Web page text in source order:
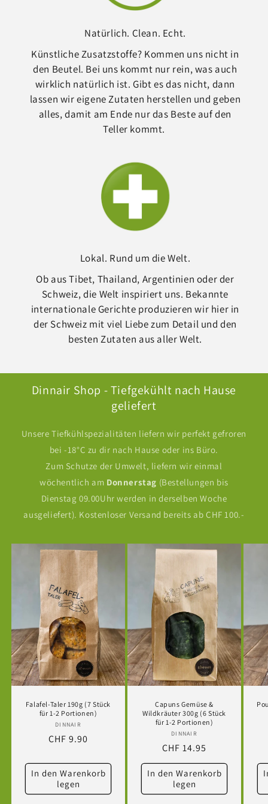
Natürlich. Clean. Echt.
Künstliche Zusatzstoffe? Kommen uns nicht in
den Beutel. Bei uns kommt nur rein, was auch
wirklich natürlich ist. Gibt es das nicht, dann
lassen wir eigene Zutaten herstellen und geben
alles, damit am Ende nur das Beste auf den
Teller kommt.
Lokal. Rund um die Welt.
Ob aus Tibet, Thailand, Argentinien oder der
Schweiz, die Welt inspiriert uns. Bekannte
internationale Gerichte produzieren wir hier in
der Schweiz mit viel Liebe zum Detail und den
besten Zutaten aus aller Welt.
Dinnair Shop - Tiefgekühlt nach Hause
geliefert
Unsere Tiefkühlspezialitäten liefern wir perfekt gefroren
bei -18°C zu dir nach Hause oder ins Büro.
Zum Schutze der Umwelt, liefern wir einmal
wöchentlich am Donnerstag (Bestellungen bis
Dienstag 09.00Uhr werden in derselben Woche
ausgeliefert). Kostenloser Versand bereits ab CHF 100.-
Falafel-Taler 190g (7 Stück
für 1-2 Portionen)
Anbieter:
DINNAIR
Normaler
CHF 9.90
In den Warenkorb
legen
Capuns Gemüse &
Wildkräuter 300g (6 Stück
für 1-2 Portionen)
Anbieter:
DINNAIR
Normaler
Preis
CHF 14.95
In den Warenkorb
legen